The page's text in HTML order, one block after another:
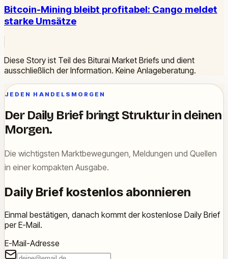
Bitcoin-Mining bleibt profitabel: Cango meldet
starke Umsätze
Diese Story ist Teil des Biturai Market Briefs und dient
ausschließlich der Information. Keine Anlageberatung.
JEDEN HANDELSMORGEN
Der Daily Brief bringt Struktur in deinen
Morgen.
Die wichtigsten Marktbewegungen, Meldungen und Quellen
in einer kompakten Ausgabe.
Daily Brief kostenlos abonnieren
Einmal bestätigen, danach kommt der kostenlose Daily Brief
per E-Mail.
E-Mail-Adresse